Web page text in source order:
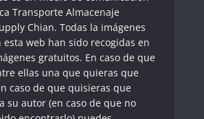
Transporte Almacenaje
Chian. Todas la imágenes
esta web han sido recogidas en
gratuitos. En caso de que
ellas una que quieras que
caso de que quisieras que
su autor (en caso de que no